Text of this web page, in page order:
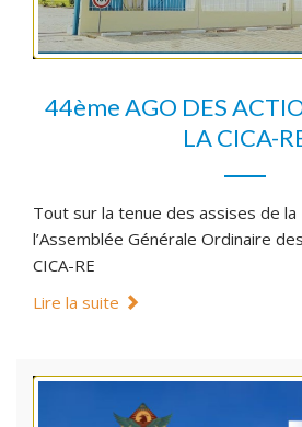
44ème AGO DES
LA CICA-
Tout sur la tenue des assises de
l’Assemblée Générale Ordinaire
CICA-RE
Lire la suite